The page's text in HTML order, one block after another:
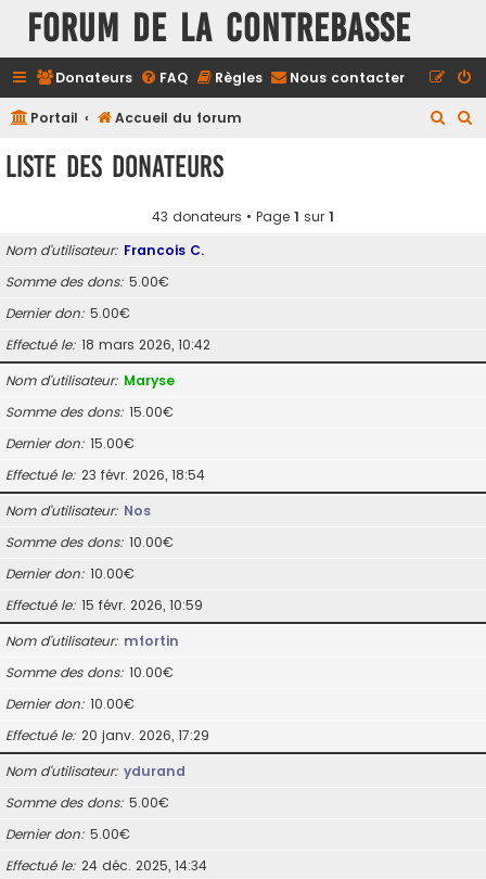
FORUM DE LA CONTREBASSE
Donateurs FAQ Règles Nous contacter
Portail Accueil du forum
Liste des donateurs
43 donateurs • Page 1 sur 1
Nom d’utilisateur Francois C.
Somme des dons 5.00€
Dernier don 5.00€
Effectué le 18 mars 2026, 10:42
Nom d’utilisateur Maryse
Somme des dons 15.00€
Dernier don 15.00€
Effectué le 23 févr. 2026, 18:54
Nom d’utilisateur Nos
Somme des dons 10.00€
Dernier don 10.00€
Effectué le 15 févr. 2026, 10:59
Nom d’utilisateur mfortin
Somme des dons 10.00€
Dernier don 10.00€
Effectué le 20 janv. 2026, 17:29
Nom d’utilisateur ydurand
Somme des dons 5.00€
Dernier don 5.00€
Effectué le 24 déc. 2025, 14:34